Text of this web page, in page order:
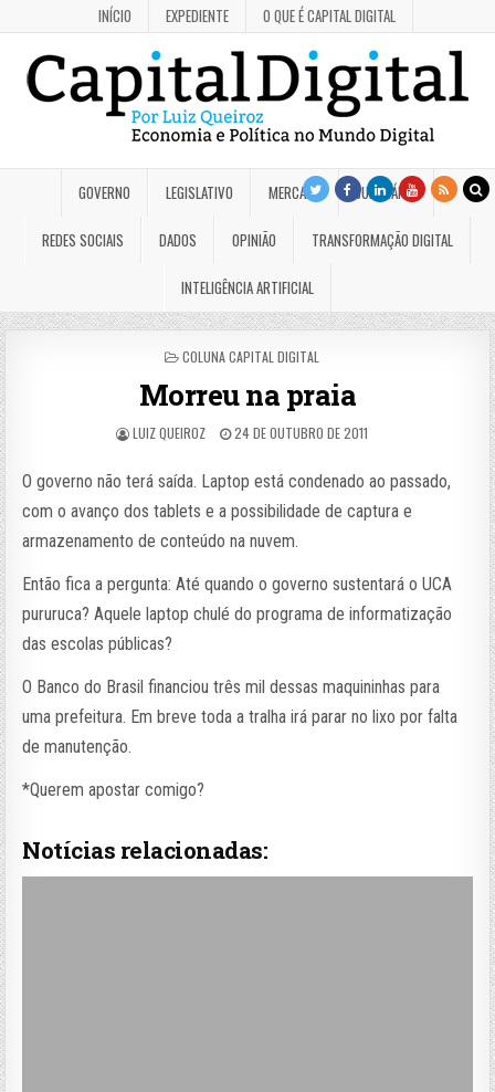
INÍCIO EXPEDIENTE O QUE É CAPITAL DIGITAL
GOVERNO LEGISLATIVO MERCADO JUDICIÁRIO
REDES SOCIAIS DADOS OPINIÃO TRANSFORMAÇÃO DIGITAL
INTELIGÊNCIA ARTIFICIAL
POSTED
COLUNA CAPITAL DIGITAL
Morreu na praia
LUIZ QUEIROZ 24 DE OUTUBRO DE 2011
O governo não terá saída. Laptop está condenado ao passado,
com o avanço dos tablets e a possibilidade de captura e
armazenamento de conteúdo na nuvem.
Então fica a pergunta: Até quando o governo sustentará o UCA
pururuca? Aquele laptop chulé do programa de informatização
das escolas públicas?
O Banco do Brasil financiou três mil dessas maquininhas para
uma prefeitura. Em breve toda a tralha irá parar no lixo por falta
de manutenção.
*Querem apostar comigo?
Notícias relacionadas: